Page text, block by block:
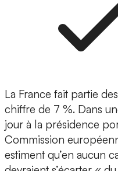
La France fait partie
chiffre de 7 %. Dans
jour à la présidence
Commission
estiment qu’en aucun